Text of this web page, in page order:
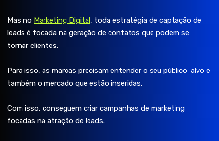
Mas no Marketing Digital, toda estratégia de captação de
leads é focada na geração de contatos que podem se
tornar clientes.
Para isso, as marcas precisam entender o seu público-alvo e
também o mercado que estão inseridas.
Com isso, conseguem criar campanhas de marketing
focadas na atração de leads.